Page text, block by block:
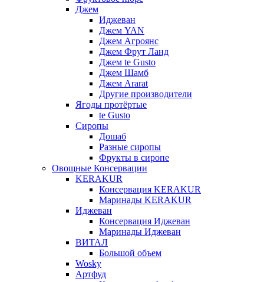
Джем
Иджеван
Джем YAN
Джем Агроянс
Джем Фрут Ланд
Джем te Gusto
Джем Шамб
Джем Ararat
Другие производители
Ягоды протёртые
te Gusto
Сиропы
Дошаб
Разные сиропы
Фрукты в сиропе
Овощные Консервации
KERAKUR
Консервация KERAKUR
Маринады KERAKUR
Иджеван
Консервация Иджеван
Маринады Иджеван
ВИТАЛ
Большой объем
Wosky
Артфуд